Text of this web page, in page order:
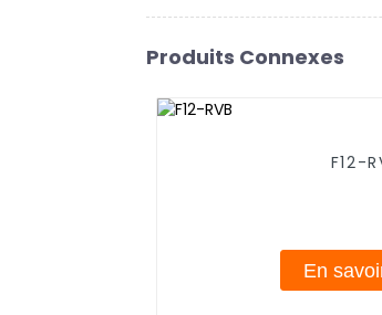
Produits Connexes
F12-
En